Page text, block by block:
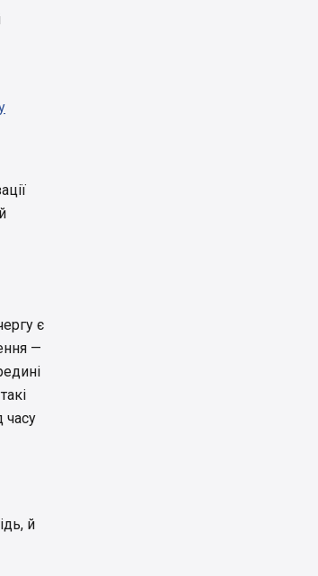
є
—
часу
й